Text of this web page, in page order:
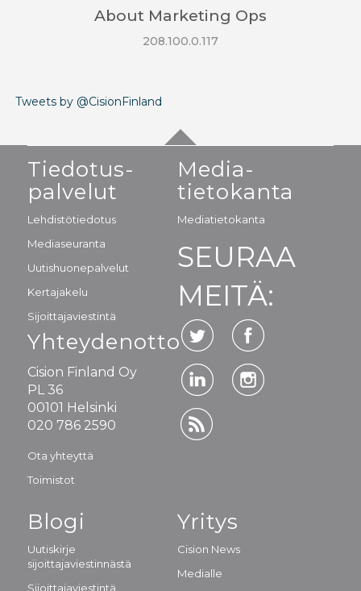
About Marketing Ops
208.100.0.117
Tweets by @CisionFinland
Tiedotus-
palvelut
Lehdistötiedotus
Mediaseuranta
Uutishuonepalvelut
Kertajakelu
Sijoittajaviestintä
Yhteydenotto
Cision Finland Oy
PL 36
00101 Helsinki
020 786 2590
Ota yhteyttä
Toimistot
Media-
tietokanta
Mediatietokanta
SEURAA
MEITÄ:
Blogi
Uutiskirje
sijoittajaviestinnästä
Sijoittajaviestintä
Yritys
Cision News
Medialle